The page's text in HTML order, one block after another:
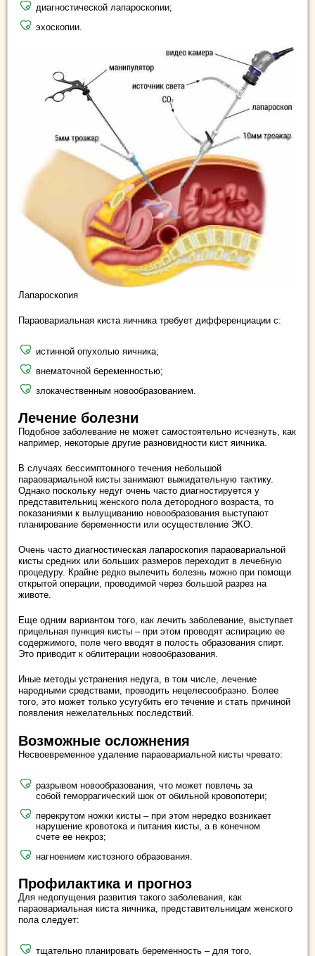
диагностической лапароскопии;
эхоскопии.
Лапароскопия
Параовариальная киста яичника требует дифференциации с:
истинной опухолью яичника;
внематочной беременностью;
злокачественным новообразованием.
Лечение болезни
Подобное заболевание не может самостоятельно исчезнуть, как
например, некоторые другие разновидности кист яичника.
В случаях бессимптомного течения небольшой
параовариальной кисты занимают выжидательную тактику.
Однако поскольку недуг очень часто диагностируется у
представительниц женского пола детородного возраста, то
показаниями к вылущиванию новообразования выступают
планирование беременности или осуществление ЭКО.
Очень часто диагностическая лапароскопия параовариальной
кисты средних или больших размеров переходит в лечебную
процедуру. Крайне редко вылечить болезнь можно при помощи
открытой операции, проводимой через большой разрез на
животе.
Еще одним вариантом того, как лечить заболевание, выступает
прицельная пункция кисты – при этом проводят аспирацию ее
содержимого, поле чего вводят в полость образования спирт.
Это приводит к облитерации новообразования.
Иные методы устранения недуга, в том числе, лечение
народными средствами, проводить нецелесообразно. Более
того, это может только усугубить его течение и стать причиной
появления нежелательных последствий.
Возможные осложнения
Несвоевременное удаление параовариальной кисты чревато:
разрывом новообразования, что может повлечь за
собой геморрагический шок от обильной кровопотери;
перекрутом ножки кисты – при этом нередко возникает
нарушение кровотока и питания кисты, а в конечном
счете ее некроз;
нагноением кистозного образования.
Профилактика и прогноз
Для недопущения развития такого заболевания, как
параовариальная киста яичника, представительницам женского
пола следует:
тщательно планировать беременность – для того,